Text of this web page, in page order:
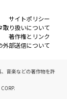
サイトポリシー
取り扱いについて
著作権とリンク
外部送信について
音楽などの著作物を許